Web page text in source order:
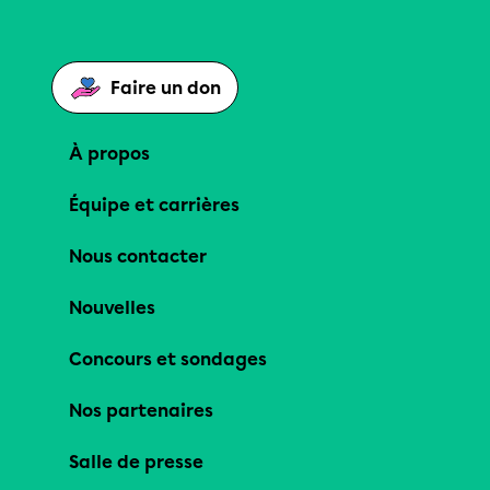
Faire un don
À propos
Équipe et carrières
Nous contacter
Nouvelles
Concours et sondages
Nos partenaires
Salle de presse